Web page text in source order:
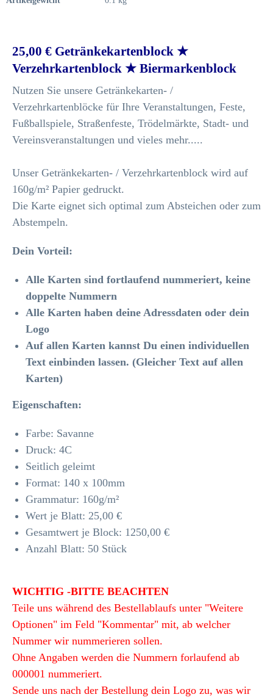
25,00 € Getränkekartenblock ★
Verzehrkartenblock ★ Biermarkenblock
Nutzen Sie unsere Getränkekarten- /
Verzehrkartenblöcke für Ihre Veranstaltungen, Feste,
Fußballspiele, Straßenfeste, Trödelmärkte, Stadt- und
Vereinsveranstaltungen und vieles mehr.....
Unser Getränkekarten- / Verzehrkartenblock wird auf
160g/m² Papier gedruckt.
Die Karte eignet sich optimal zum Absteichen oder zum
Abstempeln.
Dein Vorteil:
Alle Karten sind fortlaufend nummeriert, keine
doppelte Nummern
Alle Karten haben deine Adressdaten oder dein
Logo
Auf allen Karten kannst Du einen individuellen
Text einbinden lassen. (Gleicher Text auf allen
Karten)
Eigenschaften:
Farbe: Savanne
Druck: 4C
Seitlich geleimt
Format: 140 x 100mm
Grammatur: 160g/m²
Wert je Blatt: 25,00 €
Gesamtwert je Block: 1250,00 €
Anzahl Blatt: 50 Stück
WICHTIG -BITTE BEACHTEN
Teile uns während des Bestellablaufs unter "Weitere
Optionen" im Feld "Kommentar" mit, ab welcher
Nummer wir nummerieren sollen.
Ohne Angaben werden die Nummern forlaufend ab
000001 nummeriert.
Sende uns nach der Bestellung dein Logo zu, was wir